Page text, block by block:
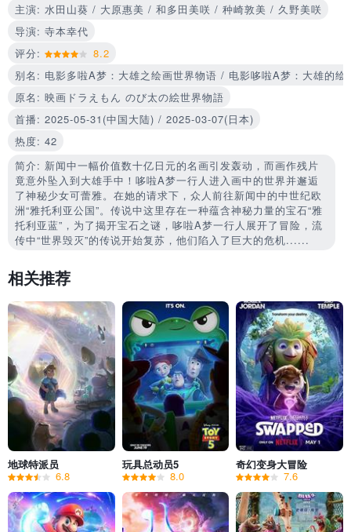
主演: 水田山葵 / 大原惠美 / 和多田美咲 / 种崎敦美 / 久野美咲
导演: 寺本幸代
评分:
8.2
别名: 电影多啦A梦：大雄之绘画世界物语 / 电影哆啦A梦：大雄
原名: 映画ドラえもん のび太の絵世界物語
首播: 2025-05-31(中国大陆) / 2025-03-07(日本)
热度: 42
简介: 新闻中一幅价值数十亿日元的名画引发轰动，而画作残片
竟意外坠入到大雄手中！哆啦A梦一行人进入画中的世界并邂逅
了神秘少女可蕾雅。在她的请求下，众人前往新闻中的中世纪欧
洲“雅托利亚公国”。传说中这里存在一种蕴含神秘力量的宝石“雅
托利亚蓝”，为了揭开宝石之谜，哆啦A梦一行人展开了冒险，流
传中“世界毁灭”的传说开始复苏，他们陷入了巨大的危机......
相关推荐
地球特派员
6.8
玩具总动员5
8.0
奇幻变身大冒险
7.6